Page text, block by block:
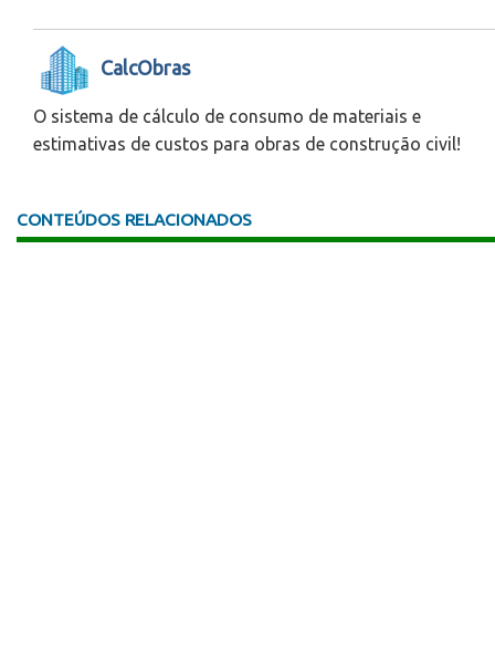
CalcObras
O sistema de cálculo de consumo de materiais e
estimativas de custos para obras de construção civil!
CONTEÚDOS RELACIONADOS